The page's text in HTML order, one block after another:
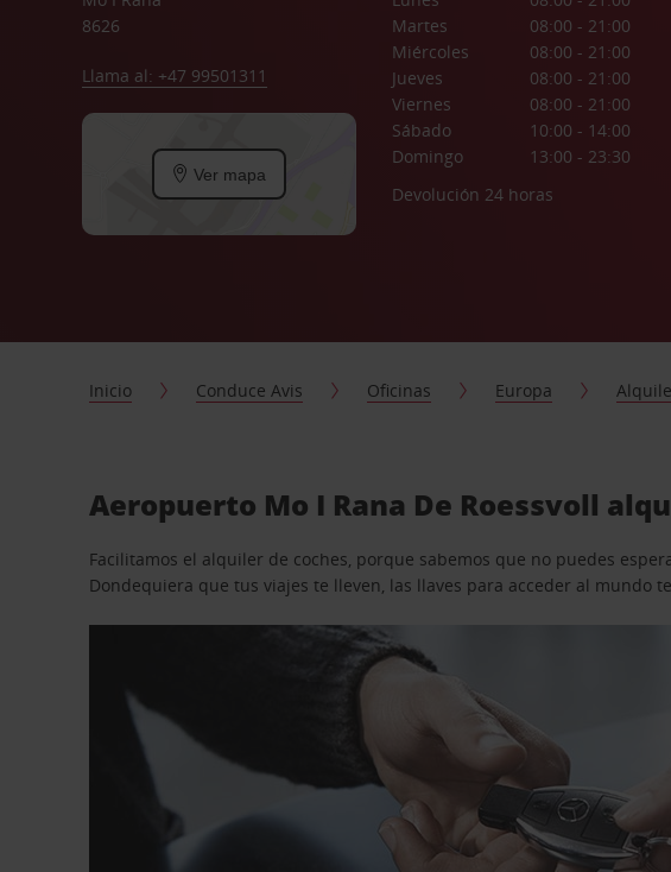
8626
Llama al: +47 99501311
Ver mapa
Martes
08:00 - 21:00
Miércoles
08:00 - 21:00
Jueves
08:00 - 21:00
Viernes
08:00 - 21:00
Sábado
10:00 - 14:00
Domingo
13:00 - 23:30
Devolución 24 horas
Inicio Conduce Avis Oficinas Europa
Aeropuerto Mo I Rana De Roessvoll
Facilitamos el alquiler de coches, porque sabemos que no puedes
Dondequiera que tus viajes te lleven, las llaves para acceder al mundo